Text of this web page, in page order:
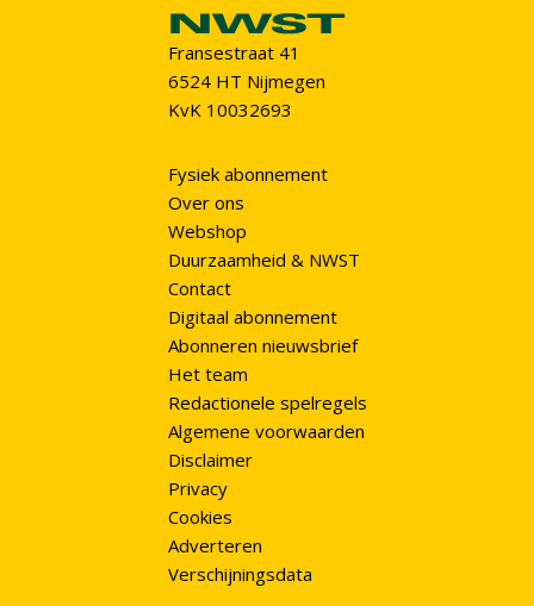
Fransestraat 41
6524 HT Nijmegen
KvK 10032693
Fysiek abonnement
Over ons
Webshop
Duurzaamheid & NWST
Contact
Digitaal abonnement
Abonneren nieuwsbrief
Het team
Redactionele spelregels
Algemene voorwaarden
Disclaimer
Privacy
Cookies
Adverteren
Verschijningsdata